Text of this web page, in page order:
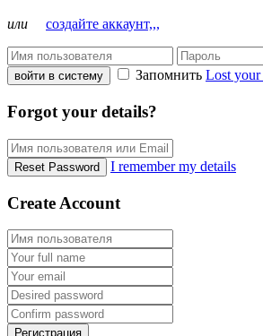
или создайте аккаунт,,,
войти в систему Запомнить Lost your
Forgot your details?
Reset Password I remember my details
Create Account
Регистрация